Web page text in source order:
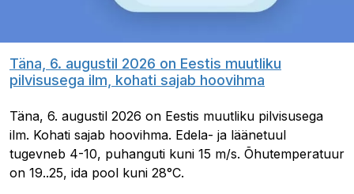
Täna, 6. augustil 2026 on Eestis muutliku
pilvisusega ilm, kohati sajab hoovihma
Täna, 6. augustil 2026 on Eestis muutliku pilvisusega
ilm. Kohati sajab hoovihma. Edela- ja läänetuul
tugevneb 4-10, puhanguti kuni 15 m/s. Õhutemperatuur
on 19..25, ida pool kuni 28°C.